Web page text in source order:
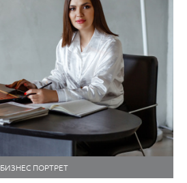
БИЗНЕС ПОРТРЕТ